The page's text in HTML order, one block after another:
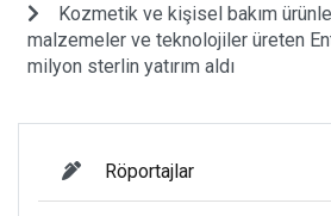
Kozmetik ve kişisel bakım
malzemeler ve teknolojiler üreten
milyon sterlin yatırım aldı
Röportajlar